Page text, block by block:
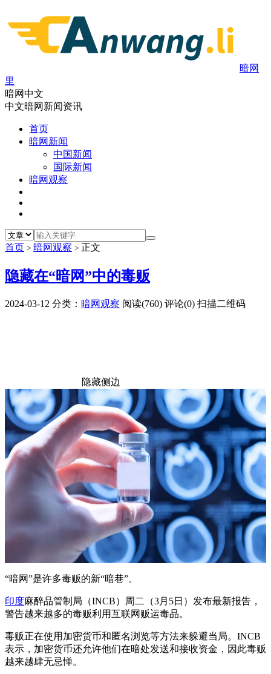
暗网
里
暗网中文
中文暗网新闻资讯
首页
暗网新闻
中国新闻
国际新闻
暗网观察
首页 > 暗网观察 > 正文
隐藏在“暗网”中的毒贩
2024-03-12 分类： 暗网观察 阅读(760) 评论(0) 扫描二维码
隐藏侧边
“暗网”是许多毒贩的新“暗巷”。
印度麻醉品管制局（INCB）周二（3月5日）发布最新报告，
警告越来越多的毒贩利用互联网贩运毒品。
毒贩正在使用加密货币和匿名浏览等方法来躲避当局。INCB
表示，加密货币还允许他们在暗处发送和接收资金，因此毒贩
越来越肆无忌惮。